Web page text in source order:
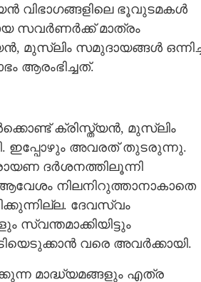
വിഭാഗങ്ങളിലെ ഭൂവുടമകൾ
സവർണർക്ക് മാത്രം
മുസ്ലിം സമുദായങ്ങൾ
ആരംഭിച്ചത്.
ക്രിസ്ത്യൻ, മുസ്ലിം
ഇപ്പോഴും അവരത് തുടരുന്നു.
ദർശനത്തിലൂന്നി
നിലനിറുത്താനാകാതെ
ദേവസ്വം
വരെ അവർക്കായി.
മാദ്ധ്യമങ്ങളും എത്ര